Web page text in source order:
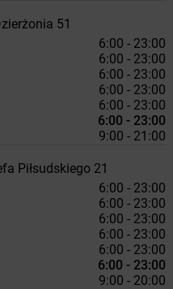
51
6:00 - 23:00
6:00 - 23:00
6:00 - 23:00
6:00 - 23:00
6:00 - 23:00
6:00 - 23:00
9:00 - 21:00
Piłsudskiego 21
6:00 - 23:00
6:00 - 23:00
6:00 - 23:00
6:00 - 23:00
6:00 - 23:00
6:00 - 23:00
9:00 - 20:00